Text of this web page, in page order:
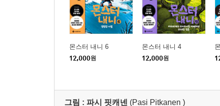
몬스터 내니 6
12,000원
몬스터 내니 4
12,000원
그림 : 파시 핏캐넨 (Pasi Pitkanen )